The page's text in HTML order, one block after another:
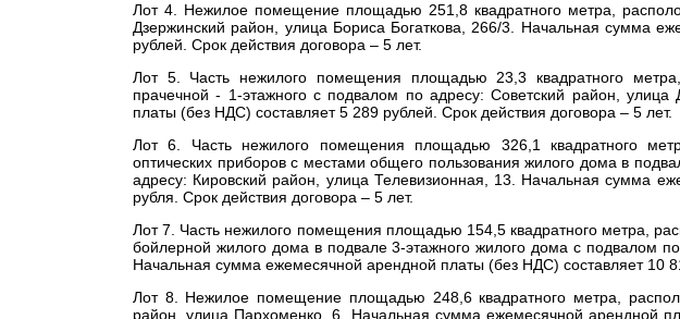
Лот 4. Нежилое помещение площадью 251,8 квадратного метра,
Дзержинский район, улица Бориса Богаткова, 266/3. Начальная сумма
рублей. Срок действия договора – 5 лет.
Лот 5. Часть нежилого помещения площадью 23,3 квадратного
прачечной - 1-этажного с подвалом по адресу: Советский район,
платы (без НДС) составляет 5 289 рублей. Срок действия договора – 5 лет.
Лот 6. Часть нежилого помещения площадью 326,1 квадратного
оптических приборов с местами общего пользования жилого дома в
адресу: Кировский район, улица Телевизионная, 13. Начальная сумма
рубля. Срок действия договора – 5 лет.
Лот 7. Часть нежилого помещения площадью 154,5 квадратного метра,
бойлерной жилого дома в подвале 3-этажного жилого дома с подвалом
Начальная сумма ежемесячной арендной платы (без НДС) составляет 10
Лот 8. Нежилое помещение площадью 248,6 квадратного метра,
район, улица Пархоменко, 6. Начальная сумма ежемесячной арендной